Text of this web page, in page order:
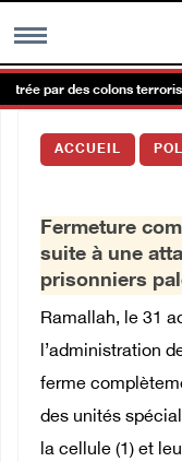
MENU
Galerie d’images
Centre palestinien
العربية
English
par des colons
ACCUEIL
Fermeture
suite à une
prisonniers
Ramallah, le 31
l’administration
ferme
des unités
la cellule (1) et